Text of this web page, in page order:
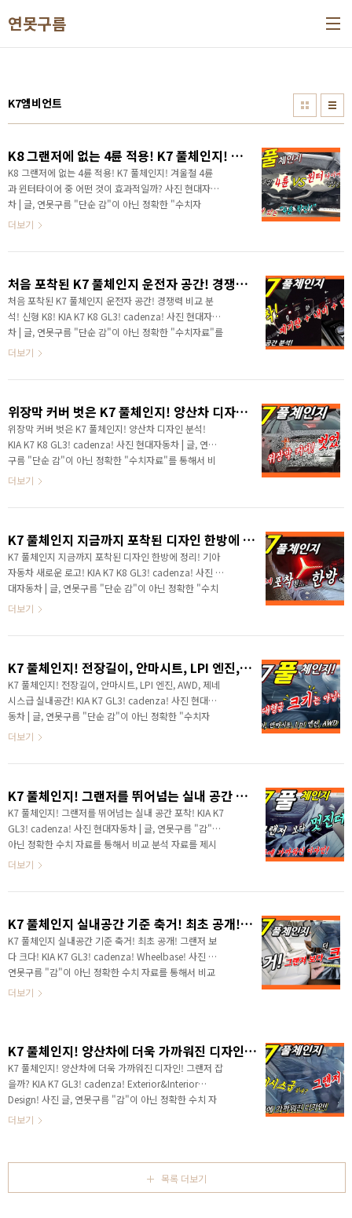
연못구름
K7엠비언트
K8 그랜저에 없는 4륜 적용! K7 풀체인지! 겨울철 4륜과 윈터타이어 중 어떤 것이 효과적일까?
K8 그랜저에 없는 4륜 적용! K7 풀체인지! 겨울철 4륜
과 윈터타이어 중 어떤 것이 효과적일까? 사진 현대자동
차 | 글, 연못구름 "단순 감"이 아닌 정확한 "수치자
료"를 통해서 비교 분석 자료를 제시하는 연못구름입니
차량이 있다면 3인방이죠! 그랜저를 뛰어 뛰어넘으려고
최초의 EGMP 전기차 플랫폼으로 제작된 아이오닉 5,
그리고 독점적인 미니밴 지휘를 가진 카니발을 견제하
기 위해서 출시된 스타리아인 것 같습니다. 3대의 차량
은 3월과 4월에 공개 또는 출시가 될 것으로 예상되는
용될 것 같다고 초기 영상부터 알려드렸는데 국내 출시
가..
더보기
처음 포착된 K7 풀체인지 운전자 공간! 경쟁력 비교 분석! 신형 K8! KIA K7 K8 GL3! cadenza!
처음 포착된 K7 풀체인지 운전자 공간! 경쟁력 비교 분
석! 신형 K8! KIA K7 K8 GL3! cadenza! 사진 현대자동
차 | 글, 연못구름 "단순 감"이 아닌 정확한 "수치자료"를
통해서 비교 분석 자료를 제시하는 연못구름입니다! 3세
이 처음 포착되었습니다. 계기판과 인포테인먼트가 하나
만든 것 같은데, 어떤 경쟁력을 제공하는지 빠르게 보시
죠! # 세부적인 내용을 담고 있는 영상으로 보시길 추천
합니다. 안녕하세요? 연못구름입니다. 기아차의 반란은
올해도 계속되는 것 같습니다. 작년에 K5와 쏘렌토가 형
시장에서 보기 힘든 반란을 일으켰죠? ..
더보기
위장막 커버 벗은 K7 풀체인지! 양산차 디자인 분석! KIA K7 K8 GL3! cadenza!
위장막 커버 벗은 K7 풀체인지! 양산차 디자인 분석!
KIA K7 K8 GL3! cadenza! 사진 현대자동차 | 글, 연못
구름 "단순 감"이 아닌 정확한 "수치자료"를 통해서 비
교 분석 자료를 제시하는 연못구름입니다! 드디어 K7 풀
서 포착되었습니다. 위장막 커버가 제거되었다는 점은
각해도 무방하다는 점이겠죠? 곧 양산차가 본격적으로
생산되기 시작하고 사전 계약을 포함한 출시 소식도 들
리기 시작할 것 같네요! # 세부적인 내용을 담고 있는 영
상으로 보시길 추천합니다. ▲ SOURCE :
임박한 기아차 준대형 세단 3세대 K7 테스트 차량이 ..
더보기
K7 풀체인지 지금까지 포착된 디자인 한방에 정리! 기아자동차 새로운 로고! KIA K7 K8 GL3! cadenza!
K7 풀체인지 지금까지 포착된 디자인 한방에 정리! 기아
자동차 새로운 로고! KIA K7 K8 GL3! cadenza! 사진 현
대자동차 | 글, 연못구름 "단순 감"이 아닌 정확한 "수치
자료"를 통해서 비교 분석 자료를 제시하는 연못구름입
기아차가 어떤 때 보다도 더욱 빠르게 움직이고 있습니
합니다. 이제 몇 시간 후면 기아차는 완전히 새롭게 변신
하게 되는데, 기아차의 홈페이지에는 새로운 로고와 시작
을 알리는 화면을 볼 수 있습니다. 더 이상 기아차 본사 외
벽에 붙어있었던 기존 로고도 볼 수 없게 되었죠! 새로운
건을 선보였습니다. Movement ..
더보기
K7 풀체인지! 전장길이, 안마시트, LPI 엔진, AWD, 제네시스급 실내공간! KIA K7 GL3! cadenza!
K7 풀체인지! 전장길이, 안마시트, LPI 엔진, AWD, 제네
시스급 실내공간! KIA K7 GL3! cadenza! 사진 현대자
동차 | 글, 연못구름 "단순 감"이 아닌 정확한 "수치자
료"를 통해서 비교 분석 자료를 제시하는 연못구름입니
습니다. 새로운 새해에는 구독자분들께서 기대하시는
면 좋겠습니다. 건강해야 즐겁게 모든 일을 할 수 있기
때문이죠! # 세부적인 내용을 담고 있는 영상으로 보시
길 추천합니다. 새해에 첫 번째 영상은 올해의 주인공이
라고 할 수 있는 기아차 준대형 세단인 K7을 준비했습니
상황인데 출시가 가까울수록 기대감이 ..
더보기
K7 풀체인지! 그랜저를 뛰어넘는 실내 공간 포착! KIA K7 GL3! cadenza!
K7 풀체인지! 그랜저를 뛰어넘는 실내 공간 포착! KIA K7
GL3! cadenza! 사진 현대자동차 | 글, 연못구름 "감"이
아닌 정확한 수치 자료를 통해서 비교 분석 자료를 제시
하는 연못구름입니다! ▲ SOURCE : 연못구름 유튜브 채
이렇게 마무리 되고 있습니다. 올 한해도 자동차를 좋아
니다. 제네시스 GV80을 시작으로 G80, 쏘렌토, 아반떼,
카니발, 투싼, GV70까지 출시가 되었고, 고성능 세단인
스팅어와 G70, 쌍용차의 올뉴렉스턴과 르노삼성 QM6도
페이스리프트 덕분에 즐거운 한 해를 보낸 것 같습니다.
다도 다양한..
더보기
K7 풀체인지 실내공간 기준 축거! 최초 공개! 그랜저 보다 크다! KIA K7 GL3! cadenza! Wheelbase!
K7 풀체인지 실내공간 기준 축거! 최초 공개! 그랜저 보
다 크다! KIA K7 GL3! cadenza! Wheelbase! 사진 글,
연못구름 "감"이 아닌 정확한 수치 자료를 통해서 비교
분석 자료를 제시하는 연못구름입니다! 안녕하세요? 연
다. # 세부적인 내용을 담고 있는 영상으로 보시길 추천
합니다.​ 이전 영상에서 약속드렸던 것처럼 재원 중에서
가장 중요한 제원은 축거라고 생각하는데, 축거는 앞바
퀴와 뒤 바퀴의 거리로 실내 공간을 나타내는 가장 중요
한 지표입니다. 차량의 크기에 따라서 세그먼트가 결정
되지만 이러한 등급의 의미는 결국 얼마나..
더보기
K7 풀체인지! 양산차에 더욱 가까워진 디자인! 그랜저 잡을까? KIA K7 GL3! cadenza! Exterior&Interior Design!
K7 풀체인지! 양산차에 더욱 가까워진 디자인! 그랜저 잡
을까? KIA K7 GL3! cadenza! Exterior&Interior
Design! 사진 글, 연못구름 "감"이 아닌 정확한 수치 자
료를 통해서 비교 분석 자료를 제시하는 연못구름입니다!
도로에서 3세대로 풀체인지 된 K7을 만나게 될 것 같네
요. 출시가 가까워졌기 때문에 양산차에 가까운 테스트
차량이 돌아다니기 시작할 것 같은데, 이번에 포착된 차
더보기
목록 더보기